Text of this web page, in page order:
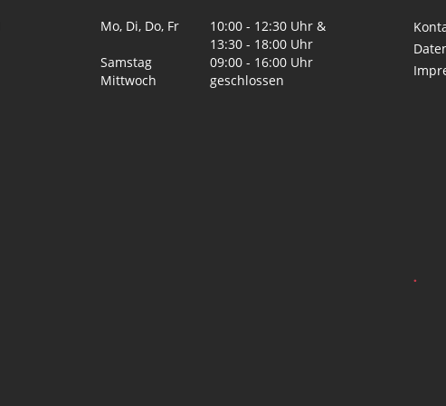
Mo, Di, Do, Fr
10:00 - 12:30 Uhr &
13:30 - 18:00 Uhr
Samstag
09:00 - 16:00 Uhr
Mittwoch
geschlossen
.